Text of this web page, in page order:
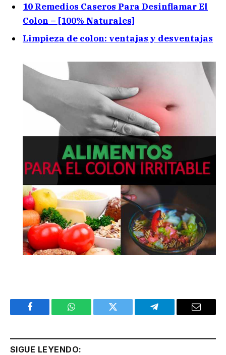
10 Remedios Caseros Para Desinflamar El
Colon – [100% Naturales]
Limpieza de colon: ventajas y desventajas
Facebook WhatsApp Twitter Telegram Email
SIGUE LEYENDO: